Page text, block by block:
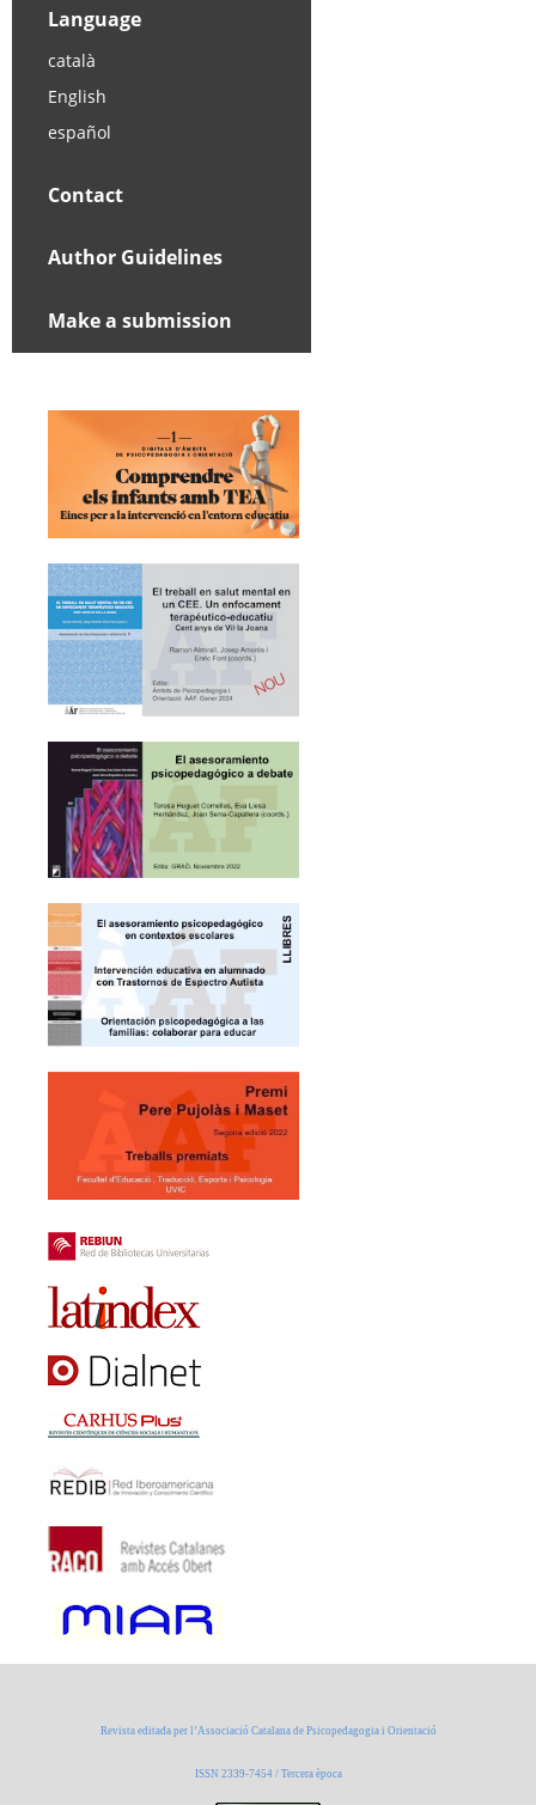
Language
català
English
español
Contact
Author Guidelines
Make a submission
Revista editada per l’Associació Catalana de Psicopedagogia i Orientació
ISSN 2339-7454 / Tercera època